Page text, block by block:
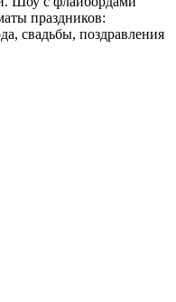
праздников:
свадьбы, поздравления